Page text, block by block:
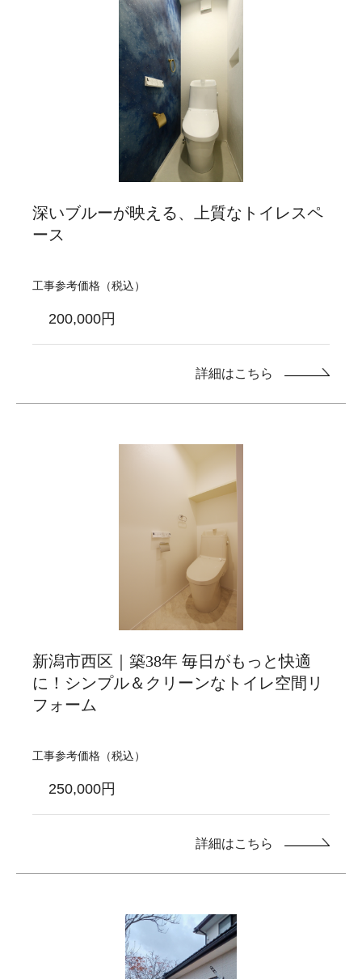
深いブルーが映える、上質なトイレスペ
ース
工事参考価格（税込）
200,000円
詳細はこちら
新潟市西区｜築38年 毎日がもっと快適
に！シンプル＆クリーンなトイレ空間リ
フォーム
工事参考価格（税込）
250,000円
詳細はこちら